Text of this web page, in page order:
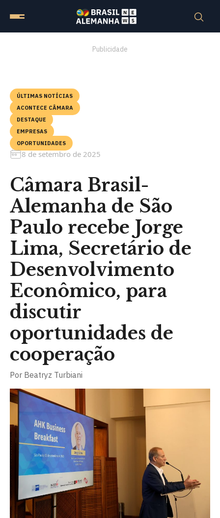
Publicidade
ÚLTIMAS NOTÍCIAS
ACONTECE CÂMARA
DESTAQUE
EMPRESAS
OPORTUNIDADES
8 de setembro de 2025
Câmara Brasil-
Alemanha de São
Paulo recebe Jorge
Lima, Secretário de
Desenvolvimento
Econômico, para
discutir
oportunidades de
cooperação
Por Beatryz Turbiani